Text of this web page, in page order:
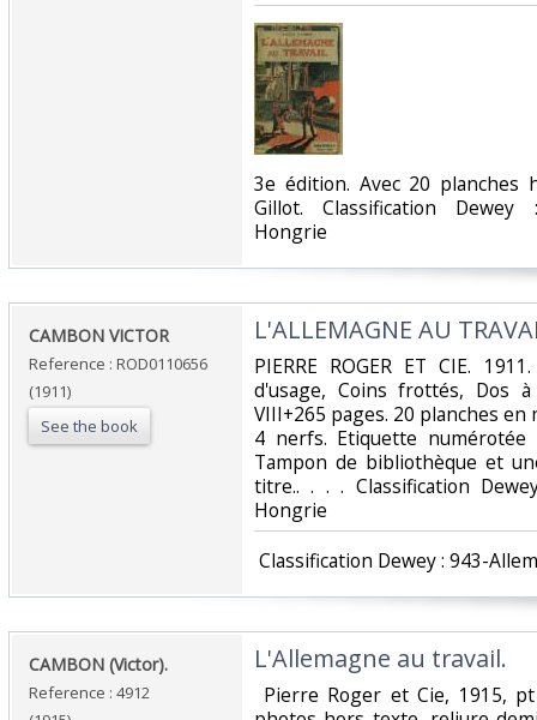
‎3e édition. Avec 20 planches
Gillot. Classification Dewey
Hongrie‎
‎CAMBON VICTOR‎
Reference : ROD0110656
(1911)
See the book
‎L'ALLEMAGNE AU
‎PIERRE ROGER ET CIE.
d'usage, Coins frottés, Dos
VIII+265 pages. 20 planches
4 nerfs. Etiquette
Tampon de bibliothèque et
titre.. . . . Classification
Hongrie‎
Classification Dewey : 943-
‎CAMBON (Victor).‎
Reference : 4912
‎L'Allemagne au travail.‎
Pierre Roger et Cie, 1915,